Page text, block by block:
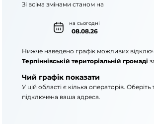
на сьогодні
08.08.26
Зі всіма змінами станом на
Нижче наведено графік можливих
Терпіннівській територіальній громаді
Чий графік показати
У цій області є кілька операторів.
підключена ваша адреса.